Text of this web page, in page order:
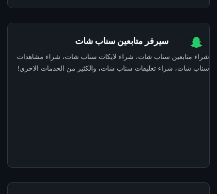
سيرفر متابعين سناب شات
شراء متابعين سناب شات، شراء لايكات سناب شات، شراء مشاهدات
سناب شات، شراء تعليقات سناب شات، والكثير من الخدمات الاخري!